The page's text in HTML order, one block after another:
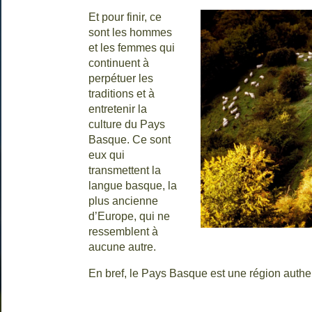
Et pour finir, ce
sont les hommes
et les femmes qui
continuent à
perpétuer les
traditions et à
entretenir la
culture du Pays
Basque. Ce sont
eux qui
transmettent la
langue basque, la
plus ancienne
d’Europe, qui ne
ressemblent à
aucune autre.
En bref, le Pays Basque est une région